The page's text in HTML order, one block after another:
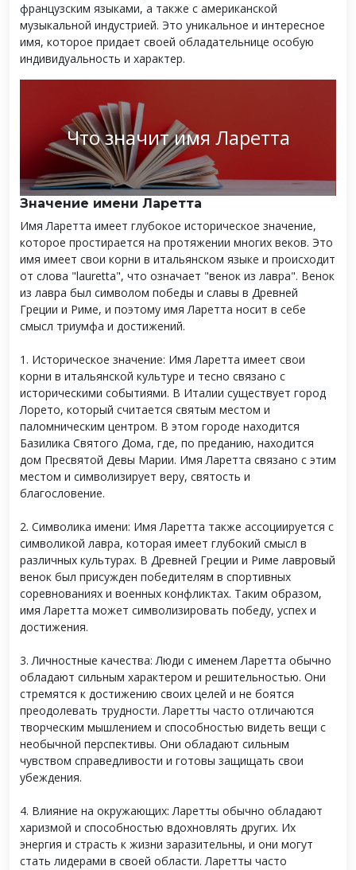
французским языками, а также с американской
музыкальной индустрией. Это уникальное и интересное
имя, которое придает своей обладательнице особую
индивидуальность и характер.
Что значит имя Ларетта
Значение имени Ларетта
Имя Ларетта имеет глубокое историческое значение,
которое простирается на протяжении многих веков. Это
имя имеет свои корни в итальянском языке и происходит
от слова "lauretta", что означает "венок из лавра". Венок
из лавра был символом победы и славы в Древней
Греции и Риме, и поэтому имя Ларетта носит в себе
смысл триумфа и достижений.
1. Историческое значение: Имя Ларетта имеет свои
корни в итальянской культуре и тесно связано с
историческими событиями. В Италии существует город
Лорето, который считается святым местом и
паломническим центром. В этом городе находится
Базилика Святого Дома, где, по преданию, находится
дом Пресвятой Девы Марии. Имя Ларетта связано с этим
местом и символизирует веру, святость и
благословение.
2. Символика имени: Имя Ларетта также ассоциируется с
символикой лавра, которая имеет глубокий смысл в
различных культурах. В Древней Греции и Риме лавровый
венок был присужден победителям в спортивных
соревнованиях и военных конфликтах. Таким образом,
имя Ларетта может символизировать победу, успех и
достижения.
3. Личностные качества: Люди с именем Ларетта обычно
обладают сильным характером и решительностью. Они
стремятся к достижению своих целей и не боятся
преодолевать трудности. Ларетты часто отличаются
творческим мышлением и способностью видеть вещи с
необычной перспективы. Они обладают сильным
чувством справедливости и готовы защищать свои
убеждения.
4. Влияние на окружающих: Ларетты обычно обладают
харизмой и способностью вдохновлять других. Их
энергия и страсть к жизни заразительны, и они могут
стать лидерами в своей области. Ларетты часто